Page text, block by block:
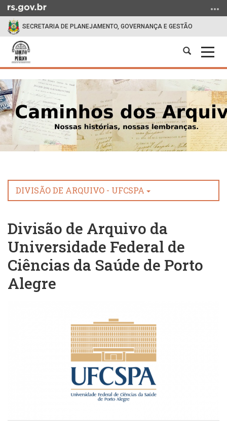
para
conteúdo
para
o
menu
Ir
para
a
busca
SECRETARIA DE PLANEJAMENTO, GOVERNANÇA E GESTÃO
Abrir
do
conteúdo
DIVISÃO DE ARQUIVO - UFCSPA
Divisão de Arquivo da
Universidade Federal de
Ciências da Saúde de Porto
Alegre